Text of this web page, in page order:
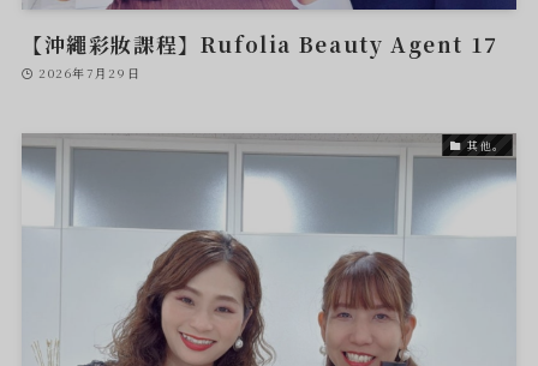
【沖繩彩妝課程】Rufolia Beauty Agent 17
2026年7月29日
其他。